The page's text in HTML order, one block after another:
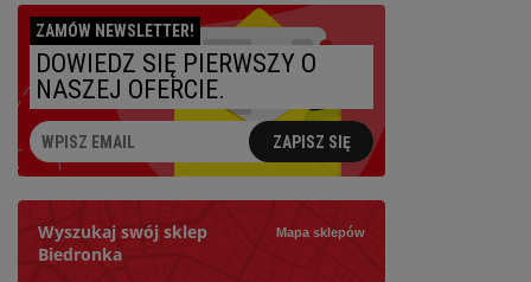
ZAMÓW NEWSLETTER!
DOWIEDZ SIĘ PIERWSZY O
NASZEJ OFERCIE.
ZAPISZ SIĘ
Wyszukaj swój sklep
Biedronka
Mapa sklepów